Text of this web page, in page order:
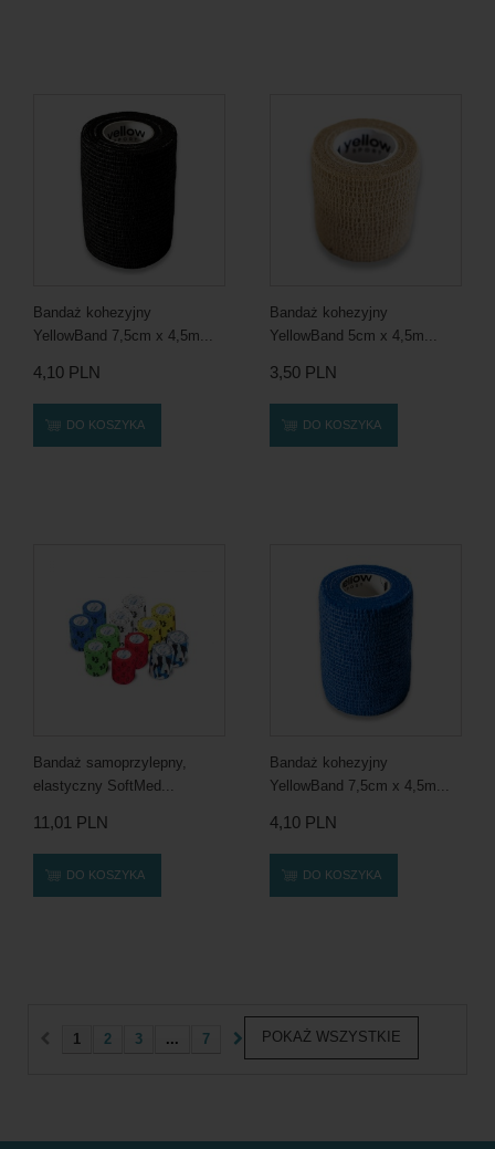
Bandaż kohezyjny
YellowBand 7,5cm x 4,5m...
4,10 PLN
DO KOSZYKA
Bandaż kohezyjny
YellowBand 5cm x 4,5m...
3,50 PLN
DO KOSZYKA
Bandaż samoprzylepny,
elastyczny SoftMed...
11,01 PLN
DO KOSZYKA
Bandaż kohezyjny
YellowBand 7,5cm x 4,5m...
4,10 PLN
DO KOSZYKA
POKAŻ WSZYSTKIE
1 2 3 ... 7